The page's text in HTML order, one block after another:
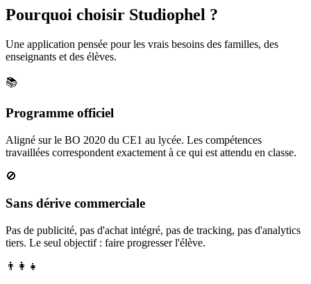
Pourquoi choisir Studiophel ?
Une application pensée pour les vrais besoins des familles, des
enseignants et des élèves.
📚
Programme officiel
Aligné sur le BO 2020 du CE1 au lycée. Les compétences
travaillées correspondent exactement à ce qui est attendu en classe.
🚫
Sans dérive commerciale
Pas de publicité, pas d'achat intégré, pas de tracking, pas d'analytics
tiers. Le seul objectif : faire progresser l'élève.
👨‍👩‍👧